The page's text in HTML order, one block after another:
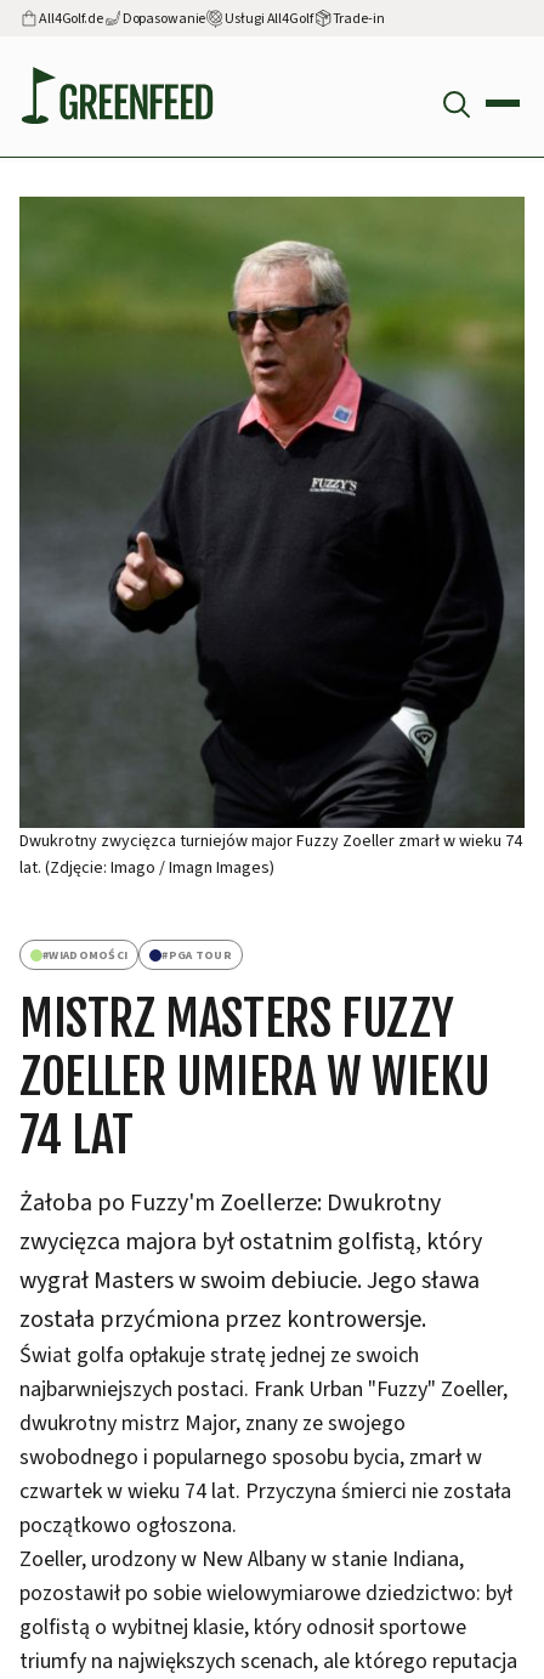
All4Golf.de Dopasowanie Usługi All4Golf Trade-in
Dwukrotny zwycięzca turniejów major Fuzzy Zoeller zmarł w wieku 74
lat. (Zdjęcie: Imago / Imagn Images)
#WIADOMOŚCI #PGA TOUR
MISTRZ MASTERS FUZZY
ZOELLER UMIERA W WIEKU
74 LAT
Żałoba po Fuzzy'm Zoellerze: Dwukrotny
zwycięzca majora był ostatnim golfistą, który
wygrał Masters w swoim debiucie. Jego sława
została przyćmiona przez kontrowersje.
Świat golfa opłakuje stratę jednej ze swoich
najbarwniejszych postaci. Frank Urban "Fuzzy" Zoeller,
dwukrotny mistrz Major, znany ze swojego
swobodnego i popularnego sposobu bycia, zmarł w
czwartek w wieku 74 lat. Przyczyna śmierci nie została
początkowo ogłoszona.
Zoeller, urodzony w New Albany w stanie Indiana,
pozostawił po sobie wielowymiarowe dziedzictwo: był
golfistą o wybitnej klasie, który odnosił sportowe
triumfy na największych scenach, ale którego reputacja